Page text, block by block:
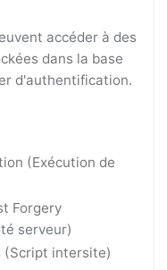
accéder à des
dans la base
d'authentification.
(Exécution de
Forgery
serveur)
intersite)